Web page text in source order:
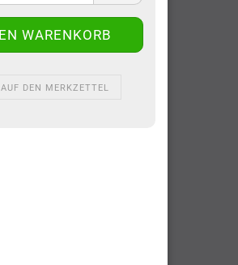
AUF DEN MERKZETTEL